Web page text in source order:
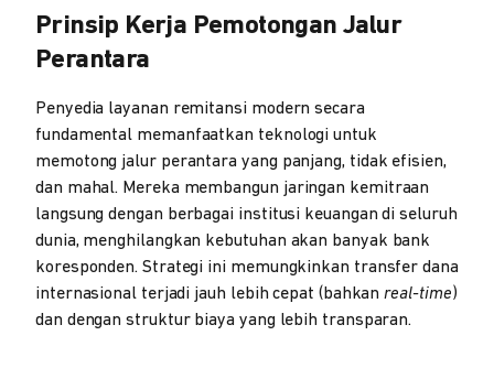
Prinsip Kerja Pemotongan Jalur
Perantara
Penyedia layanan remitansi modern secara
fundamental memanfaatkan teknologi untuk
memotong jalur perantara yang panjang, tidak efisien,
dan mahal. Mereka membangun jaringan kemitraan
langsung dengan berbagai institusi keuangan di seluruh
dunia, menghilangkan kebutuhan akan banyak bank
koresponden. Strategi ini memungkinkan transfer dana
internasional terjadi jauh lebih cepat (bahkanreal-time)
dan dengan struktur biaya yang lebih transparan.